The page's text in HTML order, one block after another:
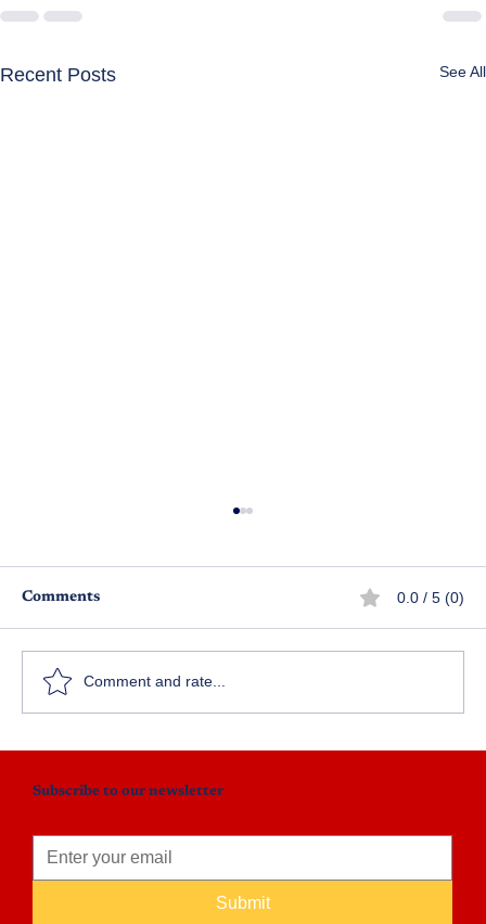
Recent Posts See All
వ్యాపార ప్రపంచం – పార్ట్ 1
Comments 0.0 / 5 (0)
Comment and rate...
Subscribe to our newsletter
Submit